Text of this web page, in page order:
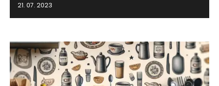
21. 07. 2023